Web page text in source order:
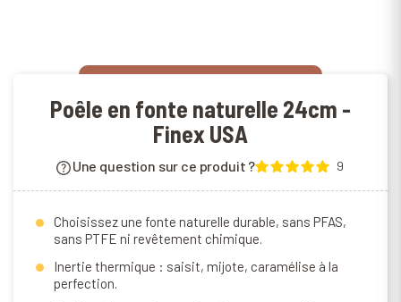
Poêle en fonte naturelle 24cm -
Finex USA
Une question sur ce produit ? 9
Choisissez une fonte naturelle durable, sans PFAS,
sans PTFE ni revêtement chimique.
Inertie thermique : saisit, mijote, caramélise à la
perfection.